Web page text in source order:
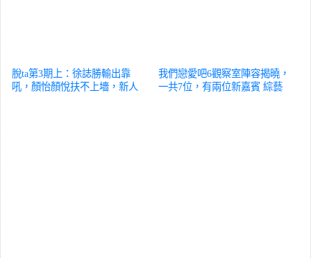
脫ta第3期上：徐誌勝輸出靠
吼，顏怡顏悅扶不上墻，新人
我們戀愛吧6觀察室陣容揭曉，
一共7位，有兩位新嘉賓 綜藝